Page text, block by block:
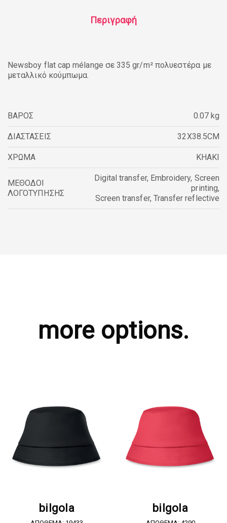
Περιγραφή
Newsboy flat cap mélange σε 335 gr/m² πολυεστέρα με
μεταλλικό κούμπωμα.
ΒΑΡΟΣ 0.07 kg
ΔΙΑΣΤΑΣΕΙΣ 32X38.5CM
ΧΡΩΜΑ KHAKI
ΜΕΘΟΔΟΙ
ΛΟΓΟΤΥΠΗΣΗΣ
Digital transfer, Embroidery, Screen
printing,
Screen transfer, Transfer reflective
more options.
bilgola bilgola